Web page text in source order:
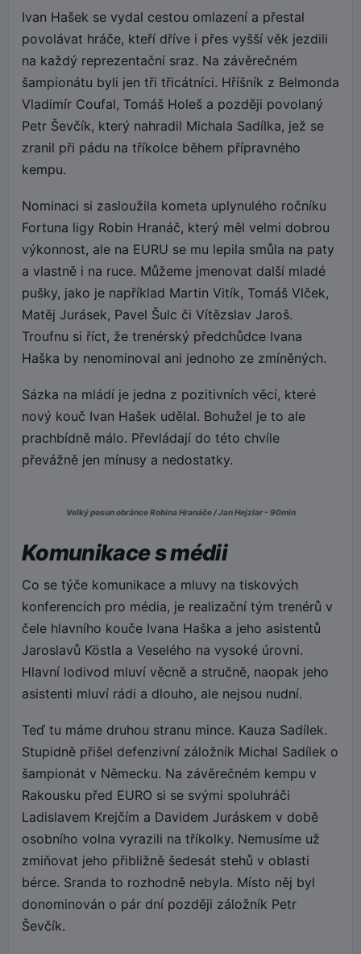
Ivan Hašek se vydal cestou omlazení a přestal
povolávat hráče, kteří dříve i přes vyšší věk jezdili
na každý reprezentační sraz. Na závěrečném
šampionátu byli jen tři třicátníci. Hříšník z Belmonda
Vladimír Coufal, Tomáš Holeš a později povolaný
Petr Ševčík, který nahradil Michala Sadílka, jež se
zranil při pádu na tříkolce během přípravného
kempu.
Nominaci si zasloužila kometa uplynulého ročníku
Fortuna ligy Robin Hranáč, který měl velmi dobrou
výkonnost, ale na EURU se mu lepila smůla na paty
a vlastně i na ruce. Můžeme jmenovat další mladé
pušky, jako je například Martin Vitík, Tomáš Vlček,
Matěj Jurásek, Pavel Šulc či Vítězslav Jaroš.
Troufnu si říct, že trenérský předchůdce Ivana
Haška by nenominoval ani jednoho ze zmíněných.
Sázka na mládí je jedna z pozitivních věcí, které
nový kouč Ivan Hašek udělal. Bohužel je to ale
prachbídně málo. Převládají do této chvíle
převážně jen mínusy a nedostatky.
Velký posun obránce Robina Hranáče / Jan Hejzlar - 90min
Komunikace s médii
Co se týče komunikace a mluvy na tiskových
konferencích pro média, je realizační tým trenérů v
čele hlavního kouče Ivana Haška a jeho asistentů
Jaroslavů Köstla a Veselého na vysoké úrovni.
Hlavní lodivod mluví věcně a stručně, naopak jeho
asistenti mluví rádi a dlouho, ale nejsou nudní.
Teď tu máme druhou stranu mince. Kauza Sadílek.
Stupidně přišel defenzivní záložník Michal Sadílek o
šampionát v Německu. Na závěrečném kempu v
Rakousku před EURO si se svými spoluhráči
Ladislavem Krejčím a Davidem Juráskem v době
osobního volna vyrazili na tříkolky. Nemusíme už
zmiňovat jeho přibližně šedesát stehů v oblasti
bérce. Sranda to rozhodně nebyla. Místo něj byl
donominován o pár dní později záložník Petr
Ševčík.